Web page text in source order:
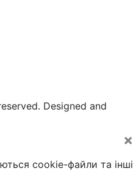
Designed and
×
cookie-файли та інші